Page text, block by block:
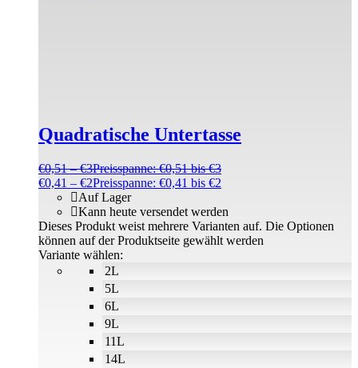
Quadratische Untertasse
€0,51 –€3Preisspanne: €0,51 bis €3
€0,41 – €2Preisspanne: €0,41 bis €2
2L
5L
6L
9L
11L
14L
Auf Lager
Kann heute versendet werden
Variante wählen:
Dieses Produkt weist mehrere Varianten auf. Die Optionen
können auf der Produktseite gewählt werden